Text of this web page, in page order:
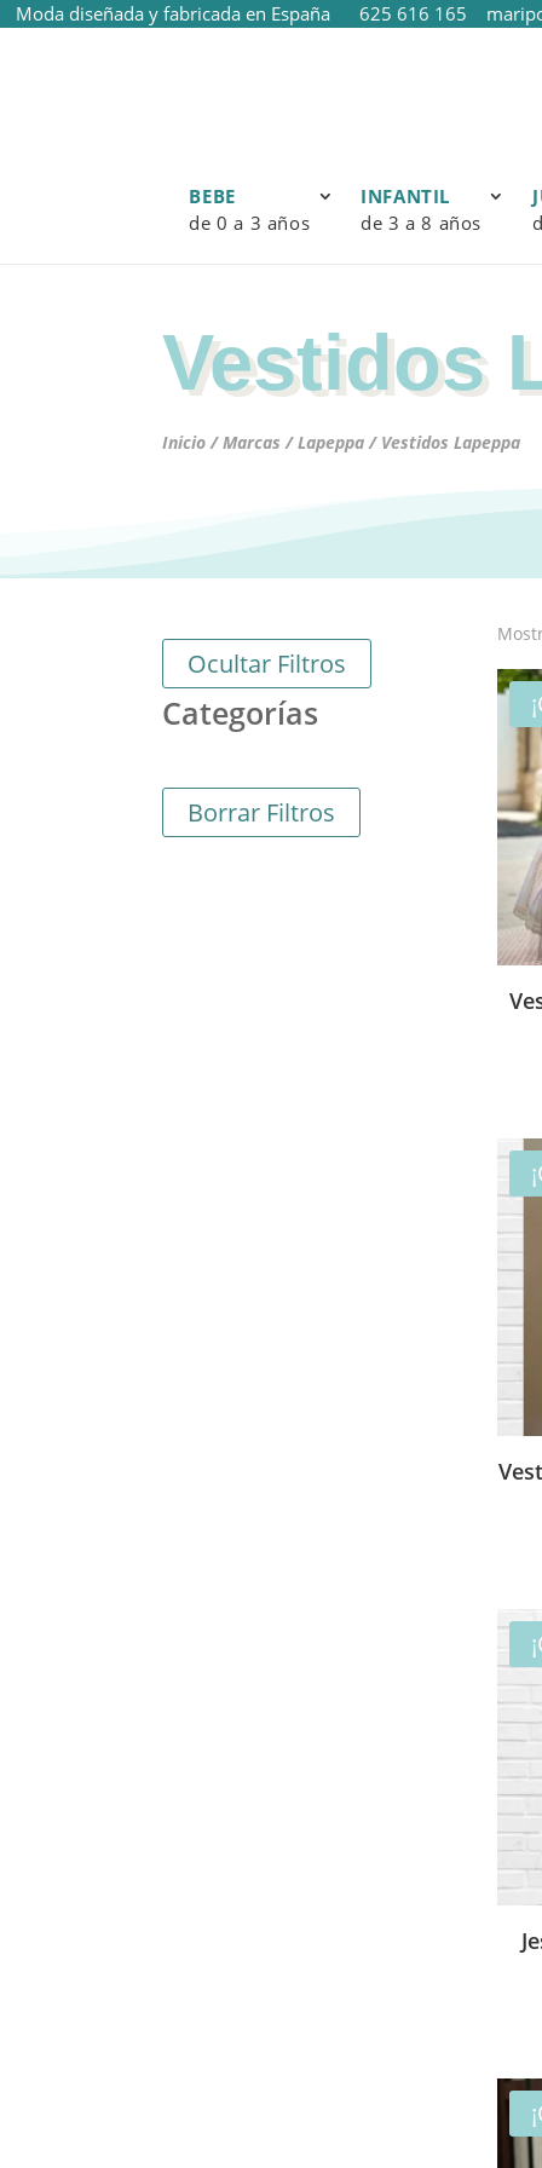
Moda diseñada y fabricada en España 625 616 165
BEBE
de 0 a 3 años
INFANTIL
de 3 a 8 años
Vestidos
Inicio/Marcas /Lapeppa/ Vestidos Lapeppa
Ocultar Filtros
Categorías
Borrar Filtros